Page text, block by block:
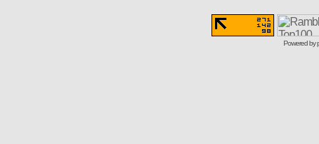
Powered by